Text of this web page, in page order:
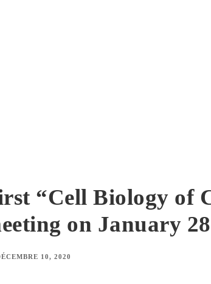
“Cell Biology of
on January
10, 2020